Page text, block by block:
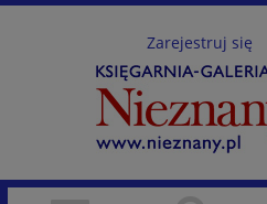
Zarejestruj się